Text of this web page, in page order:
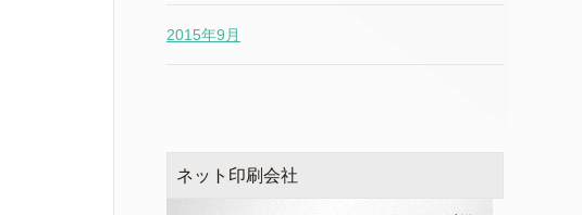
2015年9月
ネット印刷会社